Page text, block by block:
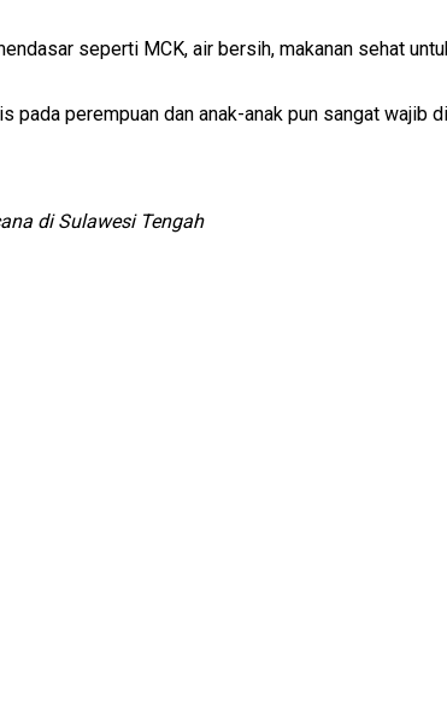
seperti MCK, air bersih, makanan sehat
perempuan dan anak-anak pun sangat wajib
di Sulawesi Tengah